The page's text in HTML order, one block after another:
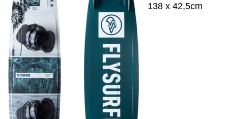
138 x 42,5cm